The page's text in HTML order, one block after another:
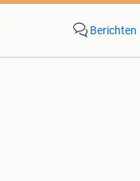
Berichten